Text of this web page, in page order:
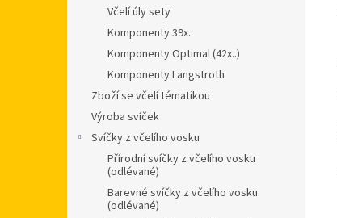
Včelí úly sety
Komponenty 39x..
Komponenty Optimal (42x..)
Komponenty Langstroth
Zboží se včelí tématikou
Výroba svíček
Svíčky z včelího vosku
Přírodní svíčky z včelího vosku
(odlévané)
Barevné svíčky z včelího vosku
(odlévané)